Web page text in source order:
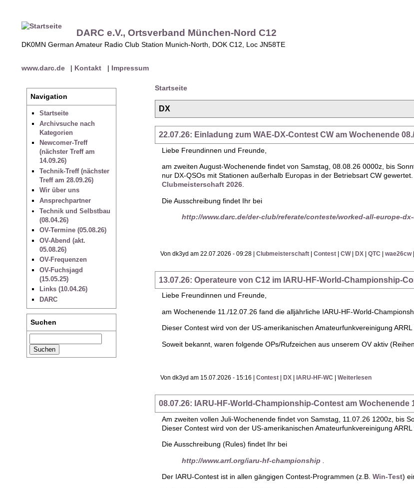
DARC e.V., Ortsverband München-Nord C12
DK0MN German Amateur Radio Club Station Munich-North, DOK C12, Loc JN58TE
www.darc.de | Kontakt | Impressum
Navigation
Startseite
Archivsuche nach
Kategorien
Newcomer-Treff
(nächster Treff am
14.09.26)
Technik-Treff (nächster
Treff am 28.09.26)
Wir über uns
Ansprechpartner
Technik und Selbstbau
(08.04.26)
OV-Termine (05.08.26)
OV-Abend (akt.
05.08.26)
OV-Frequenzen
OV-Fuchsjagd
(15.05.25)
Links (10.04.26)
DARC
Suchen
Startseite
DX
22.07.26: Einladung zum WAE-DX-Contest CW am Wochenende
Liebe Freundinnen und Freunde,
am zweiten August-Wochenende findet von Samstag, 08.08.26 0000z, bis
nur DX-QSOs mit Stationen außerhalb Europas in der Betriebsart CW
Clubmeisterschaft 2026.
Die Ausschreibung findet Ihr bei
http://www.darc.de/der-club/referate/conteste/worked-all-europe-
Von dk3yd am 22.07.2026 - 09:28 |Clubmeisterschaft |Contest |CW DX |QTC |wae26cw
13.07.26: Operateure von C12 im IARU-HF-World-Championship-
Liebe Freundinnen und Freunde,
am Wochenende 11./12.07.26 fand die alljährliche IARU-HF-World-
Dieser Contest wird von der US-amerikanischen Amateurfunkvereinigung
Soweit bekannt, waren folgende OPs/Rufzeichen aus unserem OV aktiv
Von dk3yd am 15.07.2026 - 15:16 |Contest DX IARU-HF-WC |Weiterlesen
08.07.26: IARU-HF-World-Championship-Contest am Wochenende
Am zweiten vollen Juli-Wochenende findet von Samstag, 11.07.26 1200z, bis
Dieser Contest wird von der US-amerikanischen Amateurfunkvereinigung ARRL
Die Ausschreibung (Rules) findet Ihr bei
http://www.arrl.org/iaru-hf-championship
Der IARU-Contest ist in allen gängigen Contest-Programmen (z.B. Win-Test)